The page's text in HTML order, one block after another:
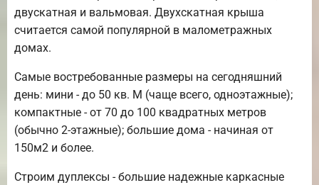
двускатная и вальмовая. Двухскатная крыша
считается самой популярной в малометражных
домах.
Самые востребованные размеры на сегодняшний
день: мини - до 50 кв. М (чаще всего, одноэтажные);
компактные - от 70 до 100 квадратных метров
(обычно 2-этажные); большие дома - начиная от
150м2 и более.
Строим дуплексы - большие надежные каркасные